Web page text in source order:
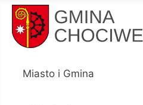
Miasto i Gmina